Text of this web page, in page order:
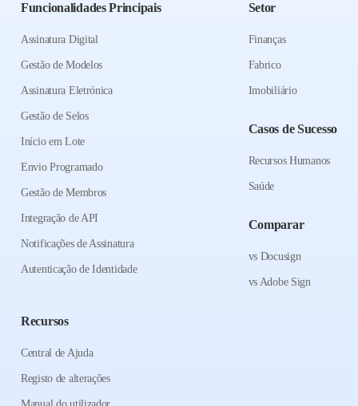
Funcionalidades Principais
Assinatura Digital
Gestão de Modelos
Assinatura Eletrónica
Gestão de Selos
Início em Lote
Envio Programado
Gestão de Membros
Integração de API
Notificações de Assinatura
Autenticação de Identidade
Setor
Finanças
Fabrico
Imobiliário
Casos de Sucesso
Recursos Humanos
Saúde
Comparar
vs Docusign
vs Adobe Sign
Recursos
Central de Ajuda
Registo de alterações